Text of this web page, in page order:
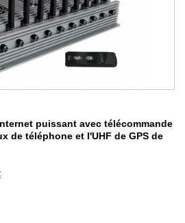
puissant avec télécommande
de téléphone et l'UHF de GPS de